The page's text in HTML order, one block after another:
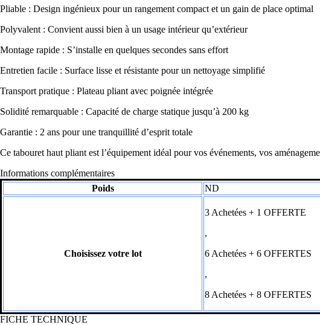
Pliable : Design ingénieux pour un rangement compact et un gain de place optimal
Polyvalent : Convient aussi bien à un usage intérieur qu’extérieur
Montage rapide : S’installe en quelques secondes sans effort
Entretien facile : Surface lisse et résistante pour un nettoyage simplifié
Transport pratique : Plateau pliant avec poignée intégrée
Solidité remarquable : Capacité de charge statique jusqu’à 200 kg
Garantie : 2 ans pour une tranquillité d’esprit totale
Ce tabouret haut pliant est l’équipement idéal pour vos événements, vos
Informations complémentaires
Poids
ND
Choisissez votre lot
3 Achetées + 1 OFFERTE
,
6 Achetées + 6 OFFERTES
,
8 Achetées + 8 OFFERTES
FICHE TECHNIQUE